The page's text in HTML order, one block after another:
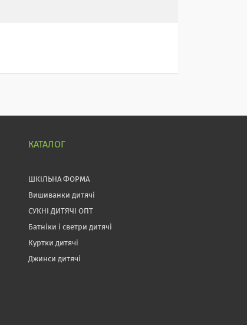
КАТАЛОГ
ШКІЛЬНА ФОРМА
Вишиванки дитячі
СУКНІ ДИТЯЧІ ОПТ
Батніки і светри дитячі
Куртки дитячі
Джинси дитячі